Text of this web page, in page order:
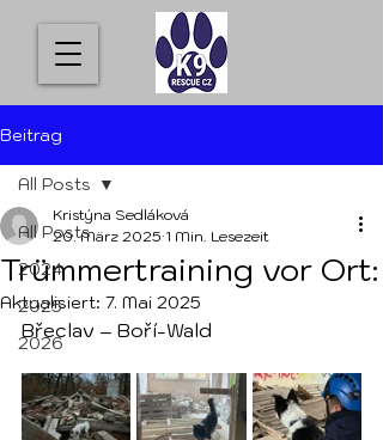
Beitrag
All Posts
2024
2025
2026
All Posts
Trümmertraining vor Ort:
Kristýna Sedláková
20. März 2025 1 Min. Lesezeit
Aktualisiert: 7. Mai 2025
Břeclav – Boří-Wald